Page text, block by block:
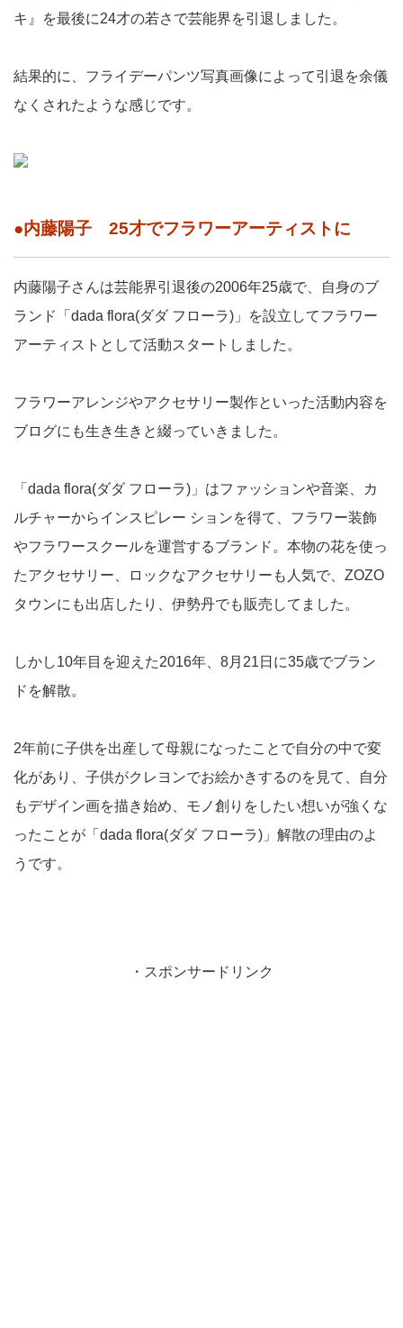
キ』を最後に24才の若さで芸能界を引退しました。
結果的に、フライデーパンツ写真画像によって引退を余儀
なくされたような感じです。
●内藤陽子 25才でフラワーアーティストに
内藤陽子さんは芸能界引退後の2006年25歳で、自身のブ
ランド「dada flora(ダダ フローラ)」を設立してフラワー
アーティストとして活動スタートしました。
フラワーアレンジやアクセサリー製作といった活動内容を
ブログにも生き生きと綴っていきました。
「dada flora(ダダ フローラ)」はファッションや音楽、カ
ルチャーからインスピレー ションを得て、フラワー装飾
やフラワースクールを運営するブランド。本物の花を使っ
たアクセサリー、ロックなアクセサリーも人気で、ZOZO
タウンにも出店したり、伊勢丹でも販売してました。
しかし10年目を迎えた2016年、8月21日に35歳でブラン
ドを解散。
2年前に子供を出産して母親になったことで自分の中で変
化があり、子供がクレヨンでお絵かきするのを見て、自分
もデザイン画を描き始め、モノ創りをしたい想いが強くな
ったことが「dada flora(ダダ フローラ)」解散の理由のよ
うです。
・スポンサードリンク